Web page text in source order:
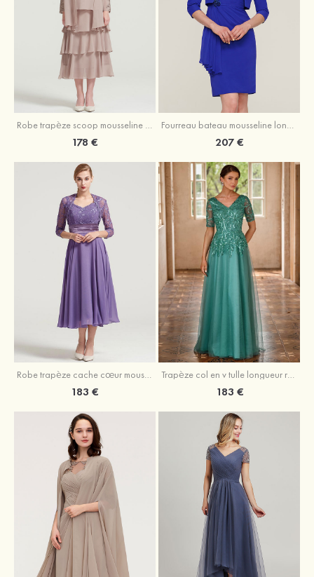
Robe trapèze scoop mousseline longueur mollet robe de mère de la mariée avec appliqué volants veste
178 €
Fourreau bateau mousseline longueur genou robe de mère de la mariée avec appliqué perle plissé veste
207 €
Robe trapèze cache cœur mousseline longueur mollet robe de mère de la mariée avec plissé veste
183 €
Trapèze col en v tulle longueur ras du sol robe de mère de la mariée avec perles paillettes
183 €